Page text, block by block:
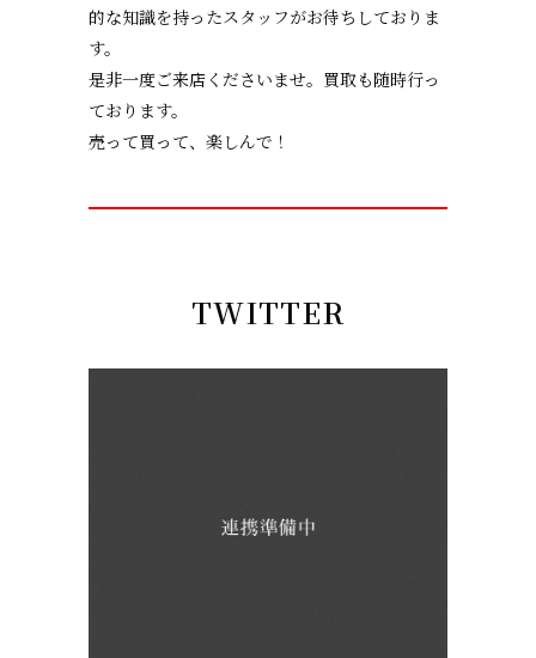
的な知識を持ったスタッフがお待ちしておりま
す。
是非一度ご来店くださいませ。買取も随時行っ
ております。
売って買って、楽しんで！
TWITTER